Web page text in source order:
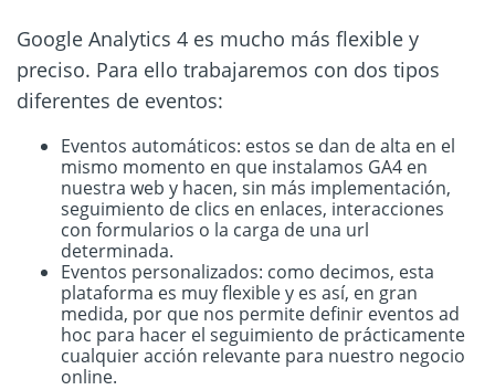
Google Analytics 4 es mucho más flexible y
preciso. Para ello trabajaremos con dos tipos
diferentes de eventos:
Eventos automáticos: estos se dan de alta en el
mismo momento en que instalamos GA4 en
nuestra web y hacen, sin más implementación,
seguimiento de clics en enlaces, interacciones
con formularios o la carga de una url
determinada.
Eventos personalizados: como decimos, esta
plataforma es muy flexible y es así, en gran
medida, por que nos permite definir eventos ad
hoc para hacer el seguimiento de prácticamente
cualquier acción relevante para nuestro negocio
online.